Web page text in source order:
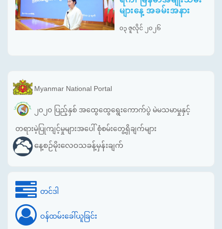
များနေ့ အခမ်းအနား
၀၃ ဇူလိုင် ၂၀၂၆
Myanmar National Portal
၂၀၂၀ ပြည့်နှစ် အထွေထွေရွေးကောက်ပွဲ မဲမသမာမှုနှင့်
တရားမဲ့ပြုကျင့်မှုများအပေါ် စုံစမ်းတွေ့ရှိချက်များ
နေ့စဉ်မိုးလေဝသခန့်မှန်းချက်
တင်ဒါ
ဝန်ထမ်းခေါ်ယူခြင်း